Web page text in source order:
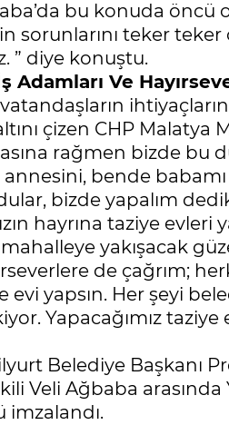
bu konuda öncü
sorunlarını teker
” diye konuştu.
Adamları Ve
çizen CHP
rağmen bizde bu
annesini, bende
bizde yapalım
hayrına taziye evleri
yakışacak
de çağrım;
yapsın. Her şeyi
Yapacağımız
Belediye Başkanı
Veli Ağbaba arasında
imzalandı.